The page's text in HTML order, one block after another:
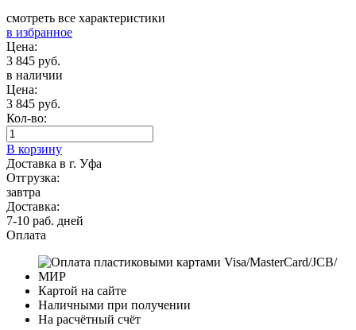
смотреть все характеристики
в избранное
Цена:
3 845 руб.
в наличии
Цена:
3 845 руб.
Кол-во:
В корзину
Доставка в г. Уфа
Отгрузка:
завтра
Доставка:
7-10 раб. дней
Оплата
Картой на сайте
Наличными при получении
На расчётный счёт